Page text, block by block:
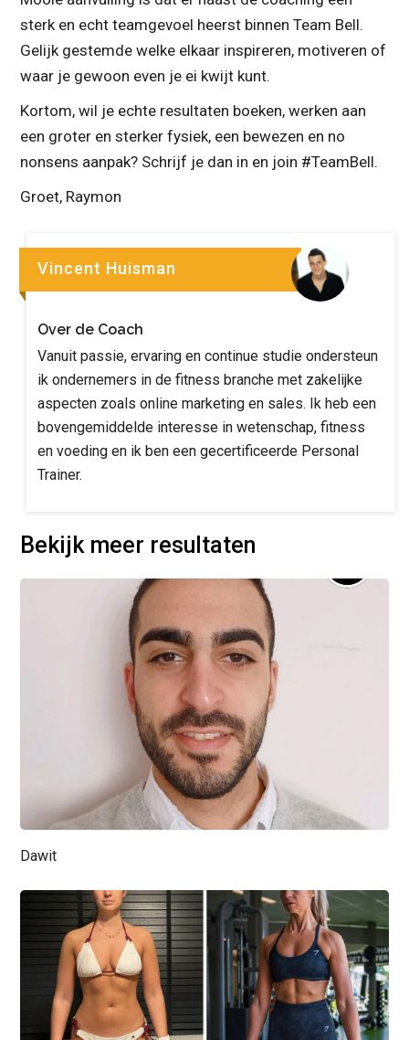
sterk en echt teamgevoel heerst binnen Team Bell.
Gelijk gestemde welke elkaar inspireren, motiveren of
waar je gewoon even je ei kwijt kunt.
Kortom, wil je echte resultaten boeken, werken aan
een groter en sterker fysiek, een bewezen en no
nonsens aanpak? Schrijf je dan in en join #TeamBell.
Groet, Raymon
Vincent Huisman
Over de Coach
Vanuit passie, ervaring en continue studie ondersteun
ik ondernemers in de fitness branche met zakelijke
aspecten zoals online marketing en sales. Ik heb een
bovengemiddelde interesse in wetenschap, fitness
en voeding en ik ben een gecertificeerde Personal
Trainer.
Bekijk meer resultaten
Dawit